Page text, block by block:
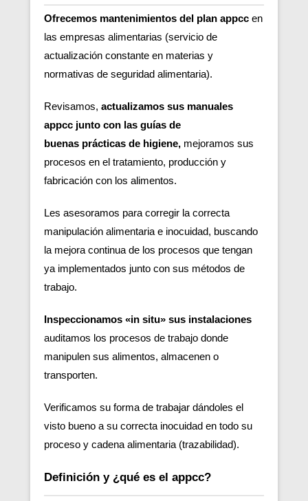
Ofrecemos mantenimientos del plan appcc en
las empresas alimentarias (servicio de
actualización constante en materias y
normativas de seguridad alimentaria).
Revisamos, actualizamos sus manuales
appcc junto con las guías de
buenas prácticas de higiene, mejoramos sus
procesos en el tratamiento, producción y
fabricación con los alimentos.
Les asesoramos para corregir la correcta
manipulación alimentaria e inocuidad, buscando
la mejora continua de los procesos que tengan
ya implementados junto con sus métodos de
trabajo.
Inspeccionamos «in situ» sus instalaciones
auditamos los procesos de trabajo donde
manipulen sus alimentos, almacenen o
transporten.
Verificamos su forma de trabajar dándoles el
visto bueno a su correcta inocuidad en todo su
proceso y cadena alimentaria (trazabilidad).
Definición y ¿qué es el appcc?